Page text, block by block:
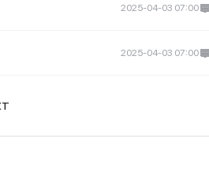
2025-04-03 07:00
2025-04-03 07:00